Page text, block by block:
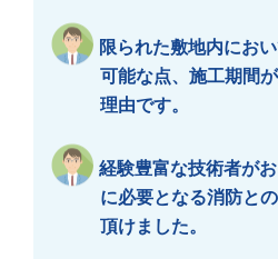
限られた敷地内にお
可能な点、施工期間
理由です。
経験豊富な技術者が
に必要となる消防と
頂けました。